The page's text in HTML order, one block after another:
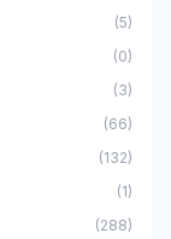
(5)
(0)
(3)
(66)
(132)
(1)
(288)